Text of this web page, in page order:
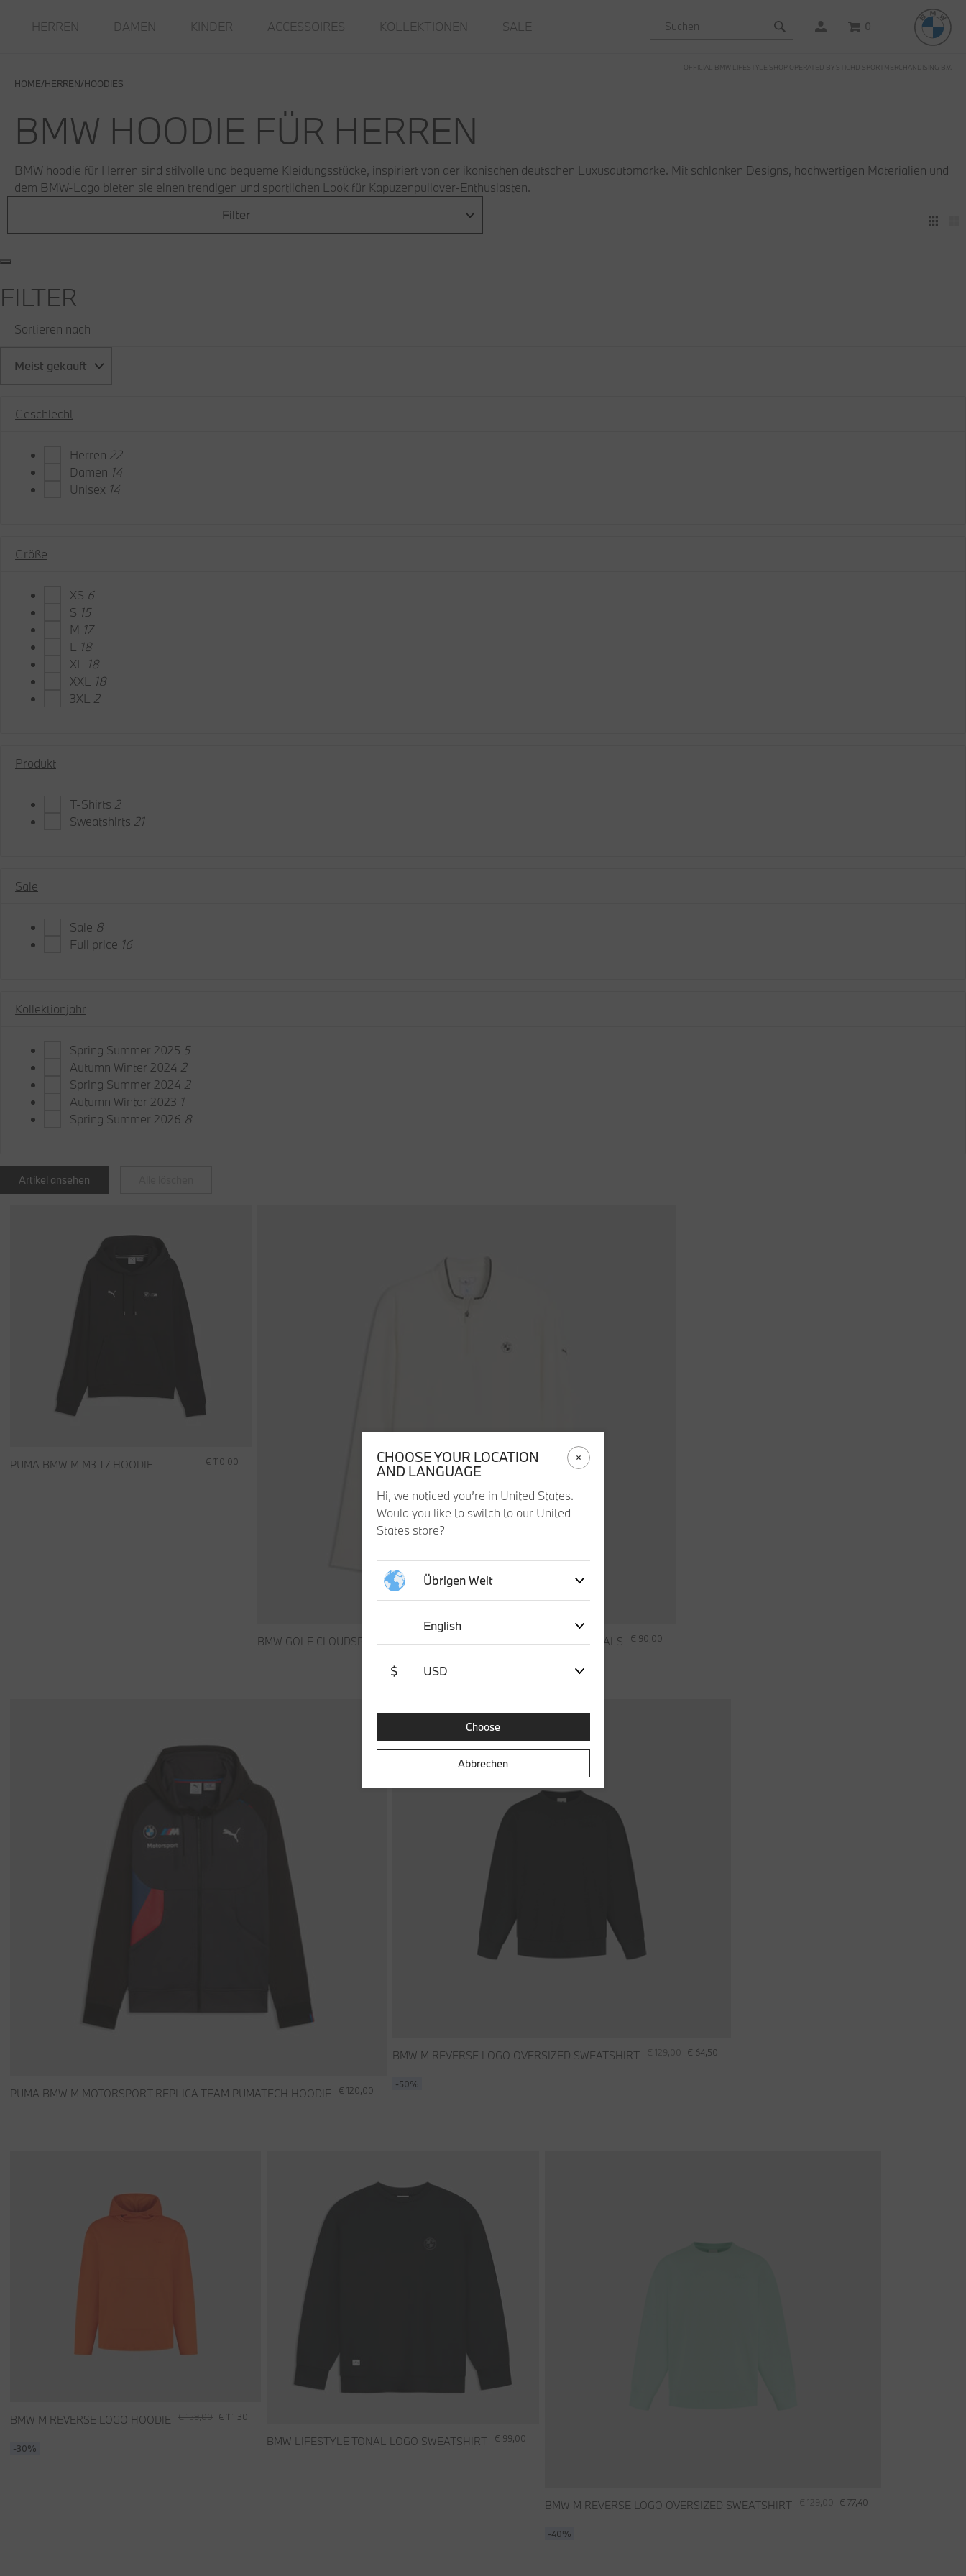
HERREN DAMEN KINDER ACCESSOIRES KOLLEKTIONEN SALE 0
OFFICIAL BMW LIFESTYLE SHOP OPERATED BY STICHD SPORTMERCHANDISING B.V.
HOME HERREN HOODIES
BMW HOODIE FÜR HERREN
BMW hoodie für Herren sind stilvolle und bequeme Kleidungsstücke, inspiriert von der ikonischen deutschen Luxusautomarke. Mit schlanken Designs, hochwertigen Materialien und
dem BMW-Logo bieten sie einen trendigen und sportlichen Look für Kapuzenpullover-Enthusiasten.
Filter
FILTER
Sortieren nach
Meist gekauft
Geschlecht
Herren 22
Damen 14
Unisex 14
Größe
XS 6
S 15
M 17
L
18
XL
18
XXL
18
3XL 2
Produkt
T-Shirts 2
Sweatshirts 21
Sale
Sale 8
Full price 16
Kollektionjahr
Spring Summer 2025 5
Autumn Winter 2024 2
Spring Summer 2024 2
Autumn Winter 2023 1
Spring Summer 2026 8
Artikel ansehen
€ 110,00
PUMA BMW M M3 T7 HOODIE
€ 90,00
BMW GOLF CLOUDSPUN TONAL LOGO REISSVERSCHLUSS BIS ZUM HALS
€ 120,00
PUMA BMW M MOTORSPORT REPLICA TEAM PUMATECH HOODIE
€ 129,00 € 64,50
BMW M REVERSE LOGO OVERSIZED SWEATSHIRT
-50%
€ 159,00 € 111,30
BMW M REVERSE LOGO HOODIE
-30%
€ 99,00
BMW LIFESTYLE TONAL LOGO SWEATSHIRT
€ 129,00 € 77,40
BMW M REVERSE LOGO OVERSIZED SWEATSHIRT
-40%
CHOOSE YOUR LOCATION
AND LANGUAGE
Hi, we noticed you’re in United States.
Would you like to switch to our United
States store?
Übrigen Welt
English
$ USD
Choose
Abbrechen